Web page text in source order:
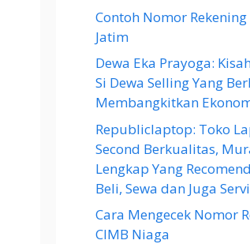
Contoh Nomor
Jatim
Dewa Eka Prayoga:
Si Dewa Selling Yang
Membangkitkan
Republiclaptop: Toko
Second Berkualitas,
Lengkap Yang
Beli, Sewa dan Juga
Cara Mengecek Nomor
CIMB Niaga